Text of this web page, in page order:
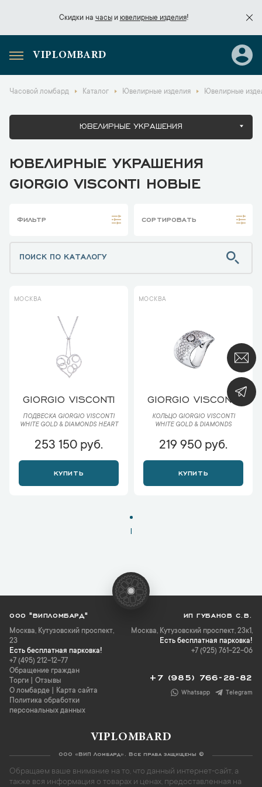
Скидки на часыи ювелирные изделия!
Скидки начасы
VIPLOMBARD
Часовой ломбард Каталог Ювелирные изделия Ювелирные
ЮВЕЛИРНЫЕ УКРАШЕНИЯ
ЮВЕЛИРНЫЕ УКРАШЕНИЯ
GIORGIO VISCONTI НОВЫЕ
ФИЛЬТР СОРТИРОВАТЬ
МОСКВА
GIORGIO VISCONTI
ПОДВЕСКА GIORGIO VISCONTI
WHITE GOLD & DIAMONDS HEART
253 150 руб.
КУПИТЬ
МОСКВА
GIORGIO VISCONTI
КОЛЬЦО GIORGIO VISCONTI
WHITE GOLD & DIAMONDS
219 950 руб.
КУПИТЬ
1
ООО "ВИПЛОМБАРД"
Москва, Кутузовский проспект,
23
Есть бесплатная парковка!
+7 (495) 212-12-77
Обращение граждан
Торги
Отзывы
О ломбарде
Карта сайта
Политика обработки
персональных данных
ИП ГУБАНОВ С.В.
Москва, Кутузовский проспект, 23к1,
Есть бесплатная парковка!
+7 (925) 761-22-06
+7 (985) 766-28-82
Whatsapp Telegram
VIPLOMBARD
ООО «ВИП Ломбард». Все права защищены ©
Обращаем ваше внимание на то, что данный интернет-сайт, а
также вся информация о товарах и ценах, предоставленная на